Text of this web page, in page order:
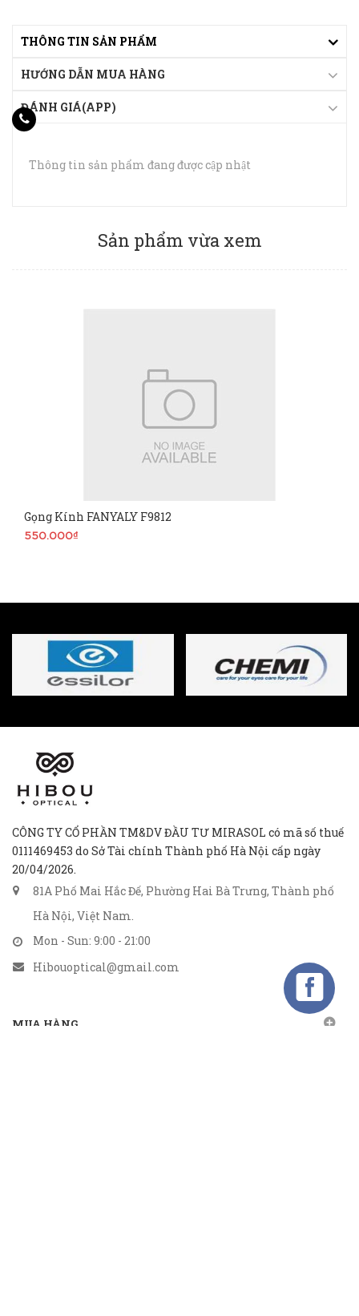
THÔNG TIN SẢN PHẨM
HƯỚNG DẪN MUA HÀNG
ĐÁNH GIÁ(APP)
Thông tin sản phẩm đang được cập nhật
Sản phẩm vừa xem
Gọng Kính FANYALY F9812
550.000₫
CÔNG TY CỔ PHẦN TM&DV ĐẦU TƯ MIRASOL có mã số thuế
0111469453 do Sở Tài chính Thành phố Hà Nội cấp ngày
20/04/2026.
81A Phố Mai Hắc Đế, Phường Hai Bà Trưng, Thành phố
Hà Nội, Việt Nam.
Mon - Sun: 9:00 - 21:00
Hibouoptical@gmail.com
MUA HÀNG